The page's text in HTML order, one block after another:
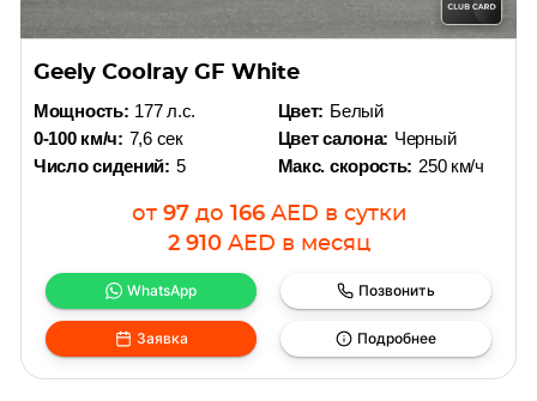
Geely Coolray GF White
Мощность: 177 л.с.
0-100 км/ч: 7,6 сек
Число сидений: 5
Цвет: Белый
Цвет салона: Черный
Макс. скорость: 250 км/ч
от 97 до 166 AED в сутки
2 910 AED в месяц
WhatsApp Позвонить
Заявка Подробнее